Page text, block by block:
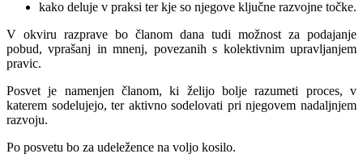
kako deluje v praksi ter kje so njegove ključne razvojne točke.
V okviru razprave bo članom dana tudi možnost za podajanje
pobud, vprašanj in mnenj, povezanih s kolektivnim upravljanjem
pravic.
Posvet je namenjen članom, ki želijo bolje razumeti proces, v
katerem sodelujejo, ter aktivno sodelovati pri njegovem nadaljnjem
razvoju.
Po posvetu bo za udeležence na voljo kosilo.